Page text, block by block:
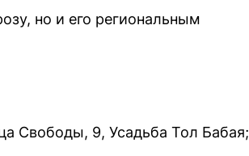
но и его региональным
Свободы, 9, Усадьба Тол Бабая;